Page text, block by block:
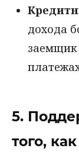
дохода
заемщик
5.
того,